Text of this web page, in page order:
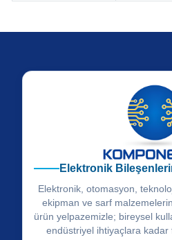
Elektronik
Elektronik, otomasyon,
ekipman ve sarf
ürün yelpazemizle; bireysel
endüstriyel ihtiyaçlara kadar